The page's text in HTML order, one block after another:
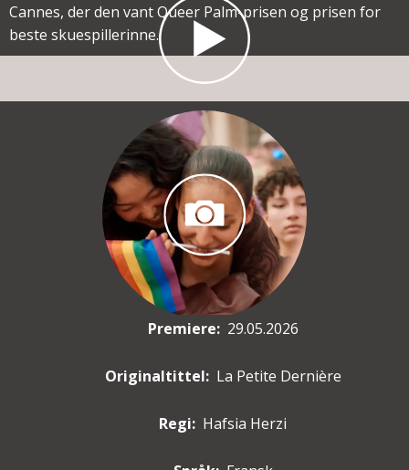
Cannes, der den vant Queer Palm-prisen og prisen for
beste skuespillerinne.
Premiere: 29.05.2026
Originaltittel: La Petite Dernière
Regi: Hafsia Herzi